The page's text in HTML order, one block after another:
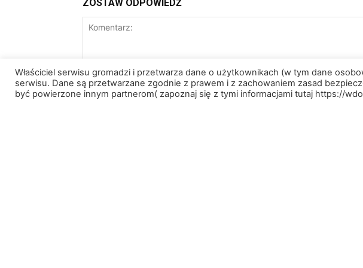
ZOSTAW ODPOWIEDŹ
Właściciel serwisu gromadzi i przetwarza dane o użytkownikach (w tym dane
serwisu. Dane są przetwarzane zgodnie z prawem i z zachowaniem zasad
być powierzone innym partnerom( zapoznaj się z tymi informacjami tutaj https://